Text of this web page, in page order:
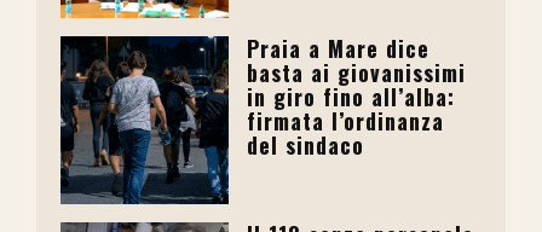
Praia a Mare dice
basta ai giovanissimi
in giro fino all’alba:
firmata l’ordinanza
del sindaco